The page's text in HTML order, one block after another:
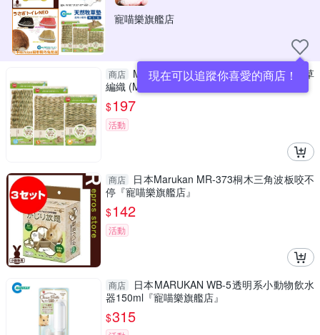
寵喵樂旗艦店
現在可以追蹤你喜愛的商店！
商店
MARUKAN MK 天然牧草墊 牧草墊 牧草
編織 (M) 569206『寵喵樂旗艦店』
$197
活動
商店
日本Marukan MR-373桐木三角波板咬不
停『寵喵樂旗艦店』
$142
活動
商店
日本MARUKAN WB-5透明系小動物飲水
器150ml『寵喵樂旗艦店』
$315